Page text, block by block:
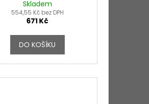
Skladem
554,55 Kč bez DPH
671 Kč
DO KOŠÍKU